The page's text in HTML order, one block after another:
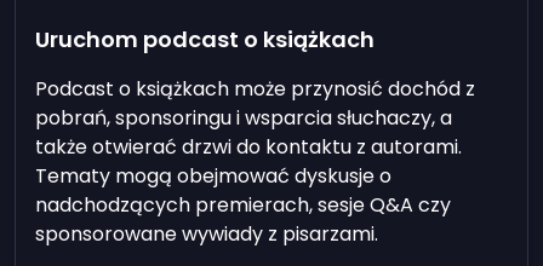
Uruchom podcast o książkach
Podcast o książkach może przynosić dochód z
pobrań, sponsoringu i wsparcia słuchaczy, a
także otwierać drzwi do kontaktu z autorami.
Tematy mogą obejmować dyskusje o
nadchodzących premierach, sesje Q&A czy
sponsorowane wywiady z pisarzami.